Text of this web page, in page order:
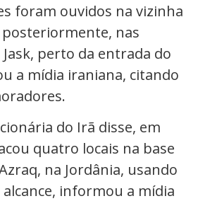
foram ouvidos na vizinha
posteriormente, nas
perto da entrada do
a mídia iraniana, citando
do Irã disse, em
quatro locais na base
na Jordânia, usando
informou a mídia